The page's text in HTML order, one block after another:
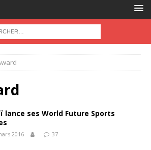
lance ses World Future Sports
2016 37